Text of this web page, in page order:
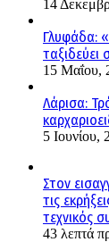
14
Γλυφάδα:
ταξιδεύει
15 Μαΐου,
Λάρισα:
5 Ιουνίου,
Στον
τις
τεχνικός
43 λεπτά